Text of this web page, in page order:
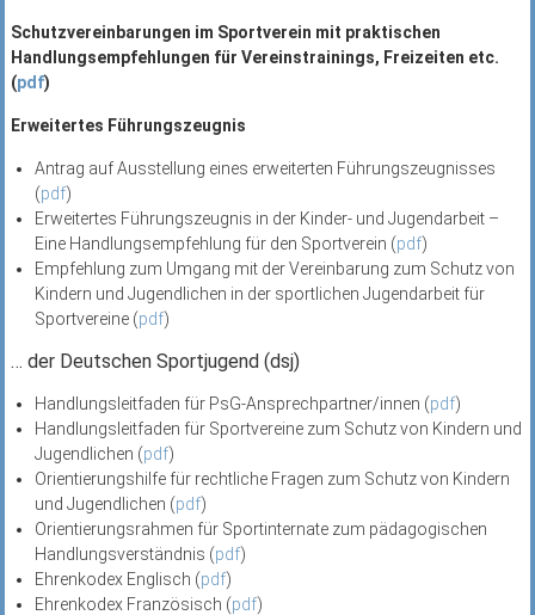
Schutzvereinbarungen im Sportverein mit praktischen
Handlungsempfehlungen für Vereinstrainings, Freizeiten etc.
(pdf)
Erweitertes Führungszeugnis
Antrag auf Ausstellung eines erweiterten Führungszeugnisses
(pdf)
Erweitertes Führungszeugnis in der Kinder- und Jugendarbeit –
Eine Handlungsempfehlung für den Sportverein (pdf)
Empfehlung zum Umgang mit der Vereinbarung zum Schutz von
Kindern und Jugendlichen in der sportlichen Jugendarbeit für
Sportvereine (pdf)
… der Deutschen Sportjugend (dsj)
Handlungsleitfaden für PsG-Ansprechpartner/innen (pdf)
Handlungsleitfaden für Sportvereine zum Schutz von Kindern und
Jugendlichen (pdf)
Orientierungshilfe für rechtliche Fragen zum Schutz von Kindern
und Jugendlichen (pdf)
Orientierungsrahmen für Sportinternate zum pädagogischen
Handlungsverständnis (pdf)
Ehrenkodex Englisch (pdf)
Ehrenkodex Französisch (pdf)